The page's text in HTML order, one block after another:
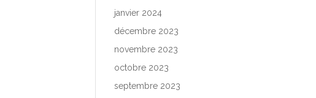
janvier 2024
décembre 2023
novembre 2023
octobre 2023
septembre 2023